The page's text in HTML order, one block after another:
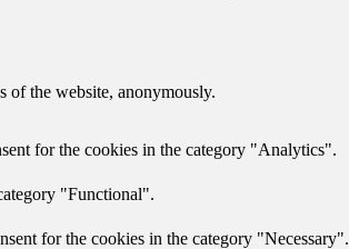
of the website, anonymously.
for the cookies in the category "Analytics".
"Functional".
for the cookies in the category "Necessary".